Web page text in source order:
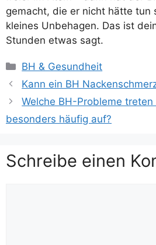
gemacht, die er nicht hätte tun
kleines Unbehagen. Das ist
Stunden etwas sagt.
Kategorien
BH & Gesundheit
Kann ein BH
Welche BH-Probleme
besonders häufig auf?
Schreibe einen